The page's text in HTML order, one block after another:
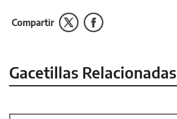
Compartir
Gacetillas Relacionadas